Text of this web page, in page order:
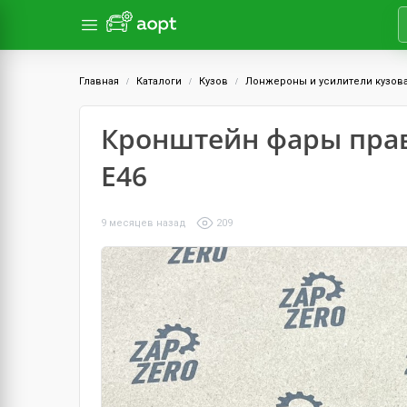
Главная Каталоги Кузов Лонжероны и усилители
Кронштейн фары
E46
9 месяцев назад 209